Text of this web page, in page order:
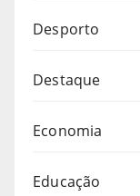
Desporto
Destaque
Economia
Educação